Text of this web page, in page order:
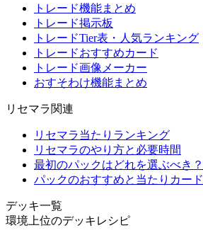
トレード機能まとめ
トレード掲示板
トレードTier表・人気ランキング
トレードおすすめカード
トレード画像メーカー
おすそわけ機能まとめ
リセマラ関連
リセマラ当たりランキング
リセマラのやり方と必要時間
最初のパックはどれを選ぶべき？
パックのおすすめと当たりカード
デッキ一覧
環境上位のデッキレシピ